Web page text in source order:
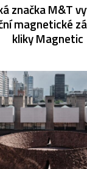
značka M&T
magnetické
kliky Magnetic